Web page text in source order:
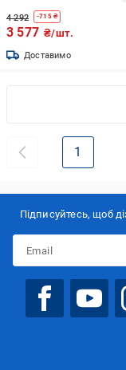
4 292 -715₴
3 577 ₴/шт.
Доставимо
1
Підписуйтесь, щоб